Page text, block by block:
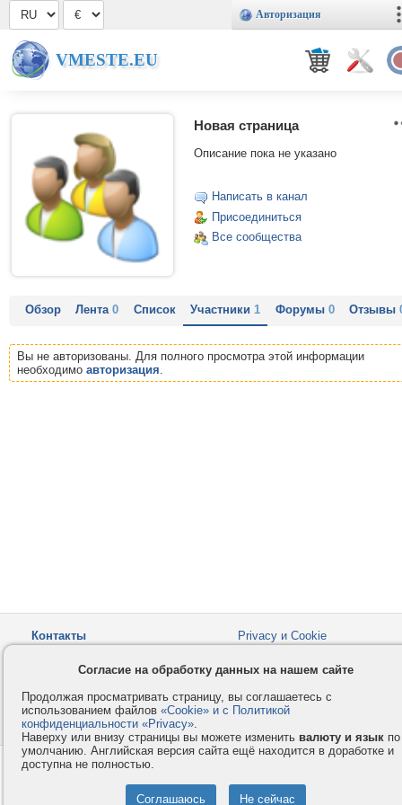
Авторизация
VMESTE.EU
Новая страница
Описание пока не указано
Написать в канал
Присоединиться
Все сообщества
Обзор Лента0 Список Участники1 Форумы 0 Отзывы
Вы не авторизованы. Для полного просмотра этой информации
необходимо авторизация.
Контакты
Privacy и Cookie
Как оплатить
Форумы
© 2008-2026VMESTE.EU
Согласие на обработку данных на нашем сайте
Продолжая просматривать страницу, вы соглашаетесь с
использованием файлов «Cookie» и с Политикой
конфиденциальности «Privacy».
Наверху или внизу страницы вы можете изменить валюту и язык по
умолчанию. Английская версия сайта ещё находится в доработке и
доступна не полностью.